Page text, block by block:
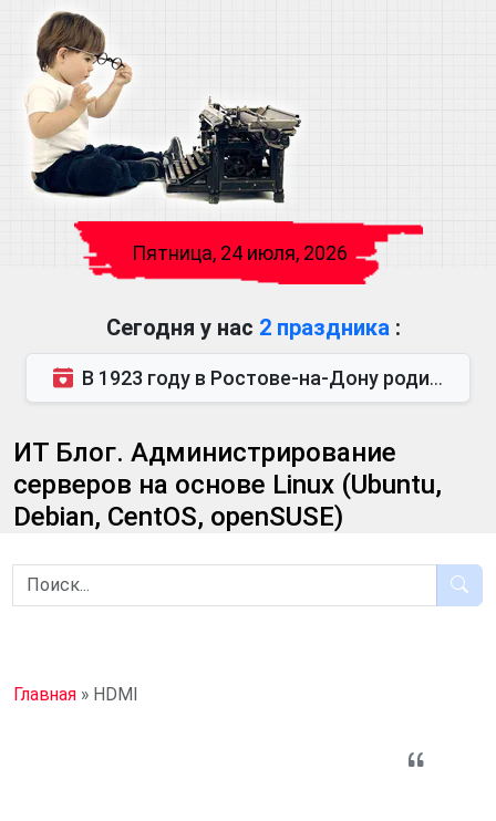
Пятница, 24 июля, 2026
Сегодня у нас 2 праздника :
В 1923 году в Ростове-на-Дону родился Виктор Михайлович Глушков. Под руководством Виктора Михайло...
ИТ Блог. Администрирование
серверов на основе Linux (Ubuntu,
Debian, CentOS, openSUSE)
Главная » HDMI